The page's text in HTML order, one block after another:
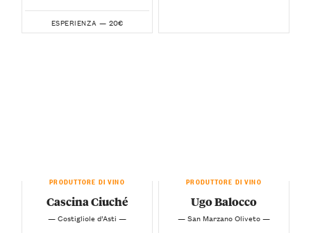
ESPERIENZA — 20€
PRODUTTORE DI VINO
Cascina Ciuché
— Costigliole d’Asti —
PRODUTTORE DI VINO
Ugo Balocco
— San Marzano Oliveto —